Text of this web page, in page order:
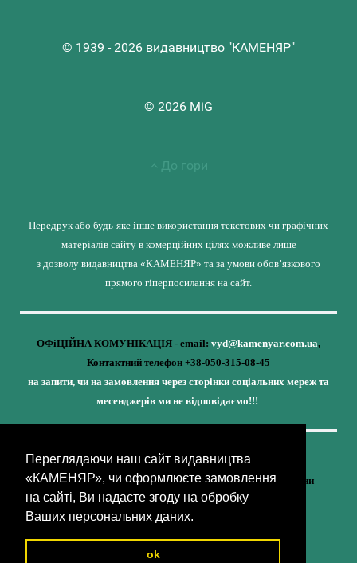
Переглядаючи наш сайт видавництва
«КАМЕНЯР», чи оформлюєте замовлення
на сайті, Ви надаєте згоду на обробку
Ваших персональних даних.
ok
© 1939 - 2026 видавництво "КАМЕНЯР"
© 2026 MiG
До гори
Передрук або будь-яке інше використання текстових чи графічних
матеріалів сайту в комерційних цілях можливе лише
з дозволу видавництва «КАМЕНЯР» та за умови обов’язкового
прямого гіперпосилання на сайт.
ОФіЦІЙНА КОМУНІКАЦІЯ - email: vyd@kamenyar.com.ua,
Контактний телефон +38-050-315-08-45
на запити, чи на замовлення через сторінки соціальних мереж та
месенджерів ми не відповідаємо!!!
Кожне наше видання - це внесок у спротив,
у збереження ідентичності та неминучу перемогу України
(видавництво «КАМЕНЯР»)